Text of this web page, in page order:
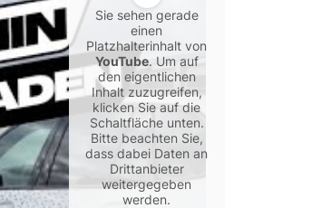
Sie sehen gerade
einen
Platzhalterinhalt von
YouTube. Um auf
den eigentlichen
Inhalt zuzugreifen,
klicken Sie auf die
Schaltfläche unten.
Bitte beachten Sie,
dass dabei Daten an
Drittanbieter
weitergegeben
werden.